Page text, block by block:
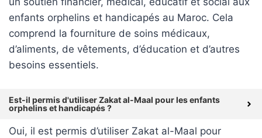
enfants orphelins et handicapés au Maroc. Cela
comprend la fourniture de soins médicaux,
d’aliments, de vêtements, d’éducation et d’autres
besoins essentiels.
Est-il permis d'utiliser Zakat al-Maal pour les enfants
orphelins et handicapés ?
Oui, il est permis d’utiliser Zakat al-Maal pour